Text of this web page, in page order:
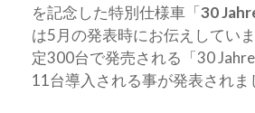
を記念した特別仕様車「30
は5月の発表時にお伝えしてい
定300台で発売される「30
11台導入される事が発表されま